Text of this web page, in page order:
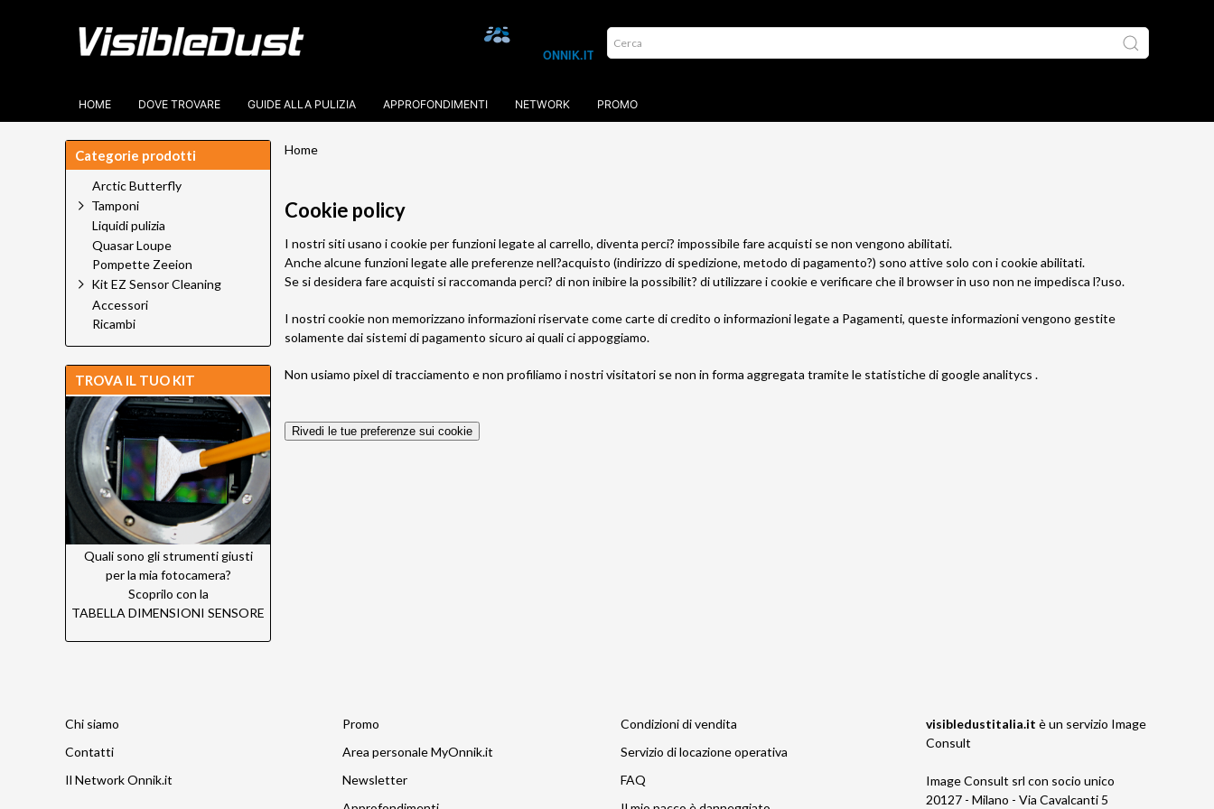
HOME DOVE TROVARE GUIDE ALLA PULIZIA APPROFONDIMENTI NETWORK PROMO
Home
Cookie policy
I nostri siti usano i cookie per funzioni legate al carrello, diventa perci? impossibile fare acquisti se non vengono abilitati.
Anche alcune funzioni legate alle preferenze nell?acquisto (indirizzo di spedizione, metodo di pagamento?) sono attive solo con i cookie abilitati.
Se si desidera fare acquisti si raccomanda perci? di non inibire la possibilit? di utilizzare i cookie e verificare che il browser in uso non ne impedisca l?uso.
I nostri cookie non memorizzano informazioni riservate come carte di credito o informazioni legate a Pagamenti, queste informazioni vengono gestite
solamente dai sistemi di pagamento sicuro ai quali ci appoggiamo.
Non usiamo pixel di tracciamento e non profiliamo i nostri visitatori se non in forma aggregata tramite le statistiche di google analitycs .
Rivedi le tue preferenze sui cookie
Categorie prodotti
Arctic Butterfly
Tamponi
Liquidi pulizia
Quasar Loupe
Pompette Zeeion
Kit EZ Sensor Cleaning
Accessori
Ricambi
TROVA IL TUO KIT
Quali sono gli strumenti giusti
per la mia fotocamera?
Scoprilo con la
TABELLA DIMENSIONI SENSORE
Chi siamo
Contatti
Il Network Onnik.it
Promo
Area personale MyOnnik.it
Newsletter
Condizioni di vendita
Servizio di locazione operativa
FAQ
visibledustitalia.it è un servizio Image
Consult
Image Consult srl con socio unico
20127 - Milano - Via Cavalcanti 5